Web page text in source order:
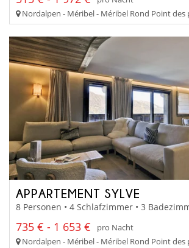
Nordalpen - Méribel - Méribel Rond Point des
APPARTEMENT SYLVE
8 Personen • 4 Schlafzimmer • 3
735 € - 1 653 €
pro Nacht
Nordalpen - Méribel - Méribel Rond Point des